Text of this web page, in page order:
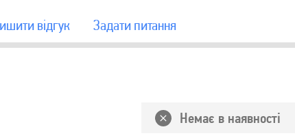
вiдгук Задати питання
Немає в наявності